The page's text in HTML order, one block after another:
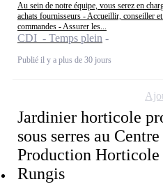
Au sein de notre équipe, vous serez en
achats fournisseurs - Accueillir, conseiller
commandes - Assurer les...
CDI - Temps plein
Publié il y a plus de 30 jours
Jardinier horticole
sous serres au Centre
Production Horticole
Rungis